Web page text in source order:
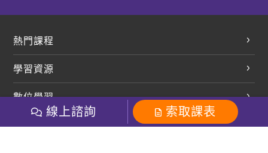
熱門課程
開口溜英文
學習資源
開課查詢
數位學習
巨匠美語數位學院
社群
線上諮詢 索取課表